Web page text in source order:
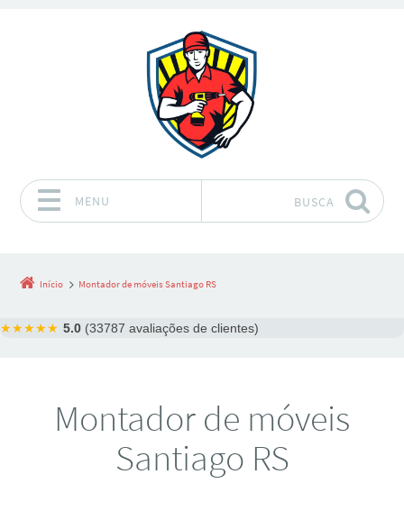
MENU BUSCA
Início Montador de móveis Santiago RS
★★★★★ 5.0 (33787 avaliações de clientes)
Montador de móveis
Santiago RS